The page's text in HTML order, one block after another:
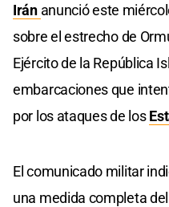
Irán anunció este
sobre el estrecho de
Ejército de la República
embarcaciones que
por los ataques de los
El comunicado militar
una medida completa